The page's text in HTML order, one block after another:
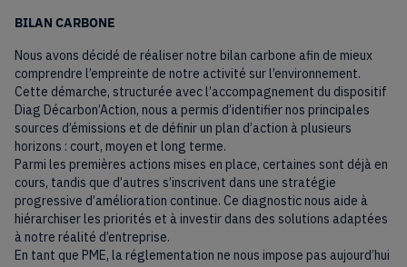
BILAN CARBONE
Nous avons décidé de réaliser notre bilan carbone afin de mieux
comprendre l’empreinte de notre activité sur l’environnement.
Cette démarche, structurée avec l’accompagnement du dispositif
Diag Décarbon’Action, nous a permis d’identifier nos principales
sources d’émissions et de définir un plan d’action à plusieurs
horizons : court, moyen et long terme.
Parmi les premières actions mises en place, certaines sont déjà en
cours, tandis que d’autres s’inscrivent dans une stratégie
progressive d’amélioration continue. Ce diagnostic nous aide à
hiérarchiser les priorités et à investir dans des solutions adaptées
à notre réalité d’entreprise.
En tant que PME, la réglementation ne nous impose pas aujourd’hui